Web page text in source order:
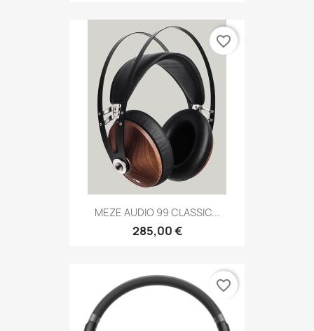
MEZE AUDIO 99 CLASSIC...
285,00 €
favorite_border
favorite_border